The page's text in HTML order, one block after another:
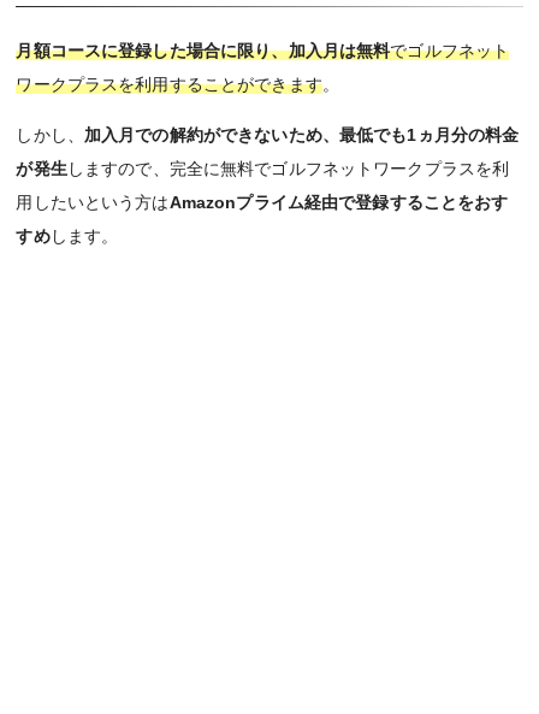
月額コースに登録した場合に限り、加入月は無料でゴルフネット
ワークプラスを利用することができます。
しかし、 加入月での解約ができないため、最低でも1ヵ月分の料金
が発生 しますので、完全に無料でゴルフネットワークプラスを利
用したいという方はAmazonプライム経由で登録することをおす
すめします。